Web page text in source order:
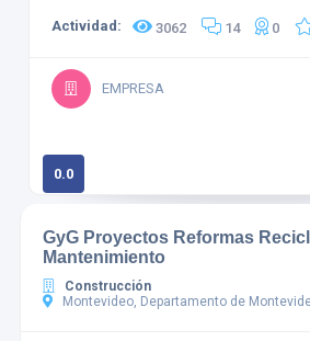
Actividad: 3062 14 0
EMPRESA
0.0
GyG Proyectos Reformas
Mantenimiento
Construcción
Montevideo, Departamento de